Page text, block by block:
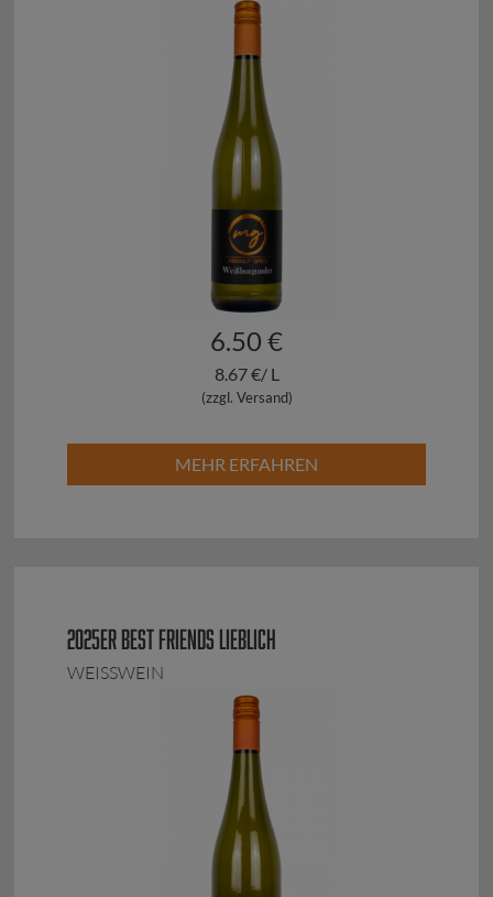
6.50 €
8.67 €/ L
(zzgl. Versand)
MEHR ERFAHREN
2025ER BEST FRIENDS LIEBLICH
WEISSWEIN